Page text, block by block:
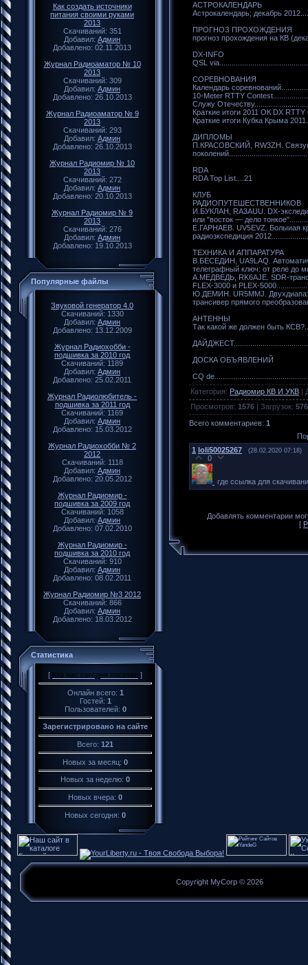
Как создать источники
питания своими руками
2013
Скачиваний: 351
Добавил: Админ
Добавлено: 02.11.2013
Журнал Радиоаматор № 10
2013
Скачиваний: 309
Добавил: Админ
Добавлено: 26.10.2013
Журнал Радиоаматор № 9
2013
Скачиваний: 293
Добавил: Админ
Добавлено: 26.10.2013
Журнал Радиомир № 10
2013
Скачиваний: 272
Добавил: Админ
Добавлено: 20.10.2013
Журнал Радиомир № 9
2013
Скачиваний: 276
Добавил: Админ
Добавлено: 19.10.2013
Популярные файлы
Звуковой генератор 4.0
Скачиваний: 1330
Добавил: Админ
Добавлено: 13.12.2009
Журнал Радиохобби -
подшивка за 2010 год
Скачиваний: 1189
Добавил: Админ
Добавлено: 25.02.2011
Журнал Радиолюбитель -
подшивка за 2011 год
Скачиваний: 1169
Добавил: Админ
Добавлено: 15.03.2012
Журнал Радиохобби № 2
2012
Скачиваний: 1118
Добавил: Админ
Добавлено: 20.05.2012
Журнал Радиомир -
подшивка за 2009 год
Скачиваний: 1058
Добавил: Админ
Добавлено: 07.02.2010
Журнал Радиомир -
подшивка за 2010 год
Скачиваний: 910
Добавил: Админ
Добавлено: 08.02.2011
Журнал Радиомир №3 2012
Скачиваний: 866
Добавил: Админ
Добавлено: 18.03.2012
Статистика
[ Кто нас сегодня посетил ]
Онлайн всего: 1
Гостей: 1
Пользователей: 0
Зарегистрировано на сайте
Всего: 121
Новых за месяц: 0
Новых за неделю: 0
Новых вчера: 0
Новых сегодня: 0
АСТРОКАЛЕНДАРЬ
Астрокалендарь; декабрь
ПРОГНОЗ ПРОХОЖДЕНИЯ
прогноз прохождения на КВ
DX-INFO
QSL
СОРЕВНОВАНИЯ
Календарь
10-Meter RTTY
Служу
Краткие итоги 2011 ОК DX
Краткие итоги Кубка Крыма
ДИПЛОМЫ
П.КРАСОВСКИЙ, RW3ZH.
RDA
RDA Тор List....21
КЛУБ
РАДИОПУТЕШЕСТВЕННИКОВ
И.БУКЛАН, RA3AUU. DХ-
или "восток — дело
Е.ГАРНАЕВ. UV5EVZ. Болыиая
радиозкспедиция
ТЕХНИКА И АППАРАТУРА
В.БЕСЕДИН, UA9LAQ.
телеграфный ключ: от реле до
А.МЕДВЕДЬ, RK6AJE. SDR-
FLEX-3000 и РLЕХ-
Ю.ДЕМИН. UR5MMJ.
трансивер прямого
АНТЕННЫ
Так какой же должен быть
ДОСКА ОБЪЯВЛЕНИЙ
CQ
Категория: Радиомир КВ И УКВ |
Просмотров: 1576 | Загрузок: 576
Всего комментариев: 1
1 loli50025267 (28.02.2020 07:18)
0
где ссылка для
Добавлять комментарии
[
Copyright MyCorp © 2026